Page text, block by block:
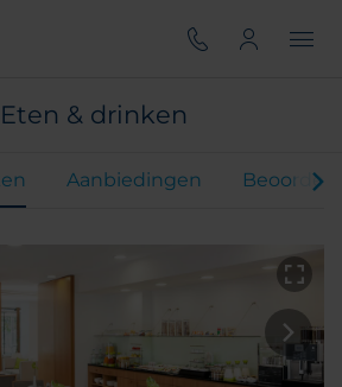
Eten & drinken
Aanbiedingen